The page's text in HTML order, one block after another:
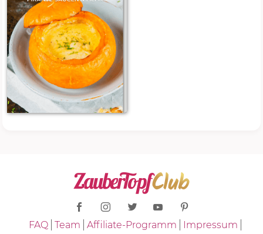
FAQ Team Affiliate-Programm Impressum